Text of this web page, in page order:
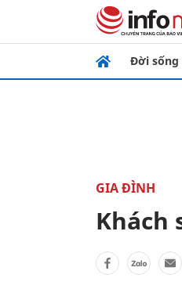
Đời sống
GIA ĐÌNH
Khách